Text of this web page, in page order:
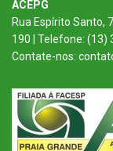
ACEPG
Rua Espírito Santo,
190 | Telefone: (13)
Contate-nos: